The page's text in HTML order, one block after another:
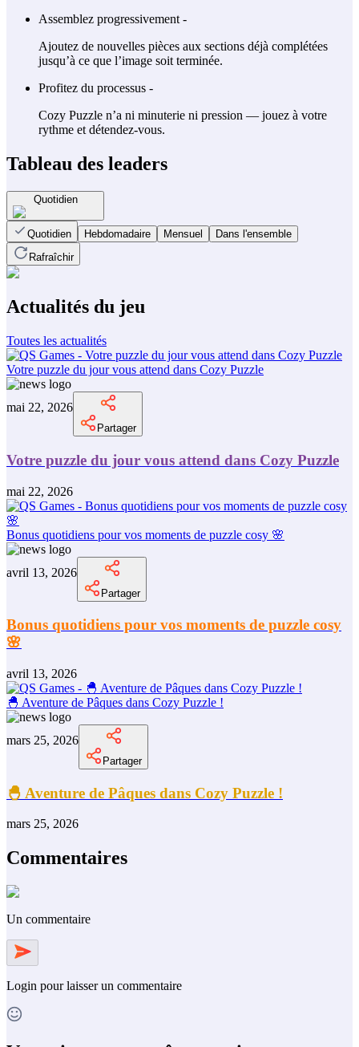
Assemblez progressivement -
Ajoutez de nouvelles pièces aux sections déjà complétées
jusqu’à ce que l’image soit terminée.
Profitez du processus -
Cozy Puzzle n’a ni minuterie ni pression — jouez à votre
rythme et détendez-vous.
Tableau des leaders
Quotidien
Quotidien Hebdomadaire Mensuel
Dans l'ensemble
Rafraîchir
Actualités du jeu
Toutes les actualités
Votre puzzle du jour vous attend dans Cozy Puzzle
mai 22, 2026
Partager
Votre puzzle du jour vous attend dans Cozy Puzzle
mai 22, 2026
Bonus quotidiens pour vos moments de puzzle cosy 🌸
avril 13, 2026
Partager
Bonus quotidiens pour vos moments de puzzle cosy
🌸
avril 13, 2026
🐣 Aventure de Pâques dans Cozy Puzzle !
mars 25, 2026
Partager
🐣 Aventure de Pâques dans Cozy Puzzle !
mars 25, 2026
Commentaires
Un commentaire
Login pour laisser un commentaire